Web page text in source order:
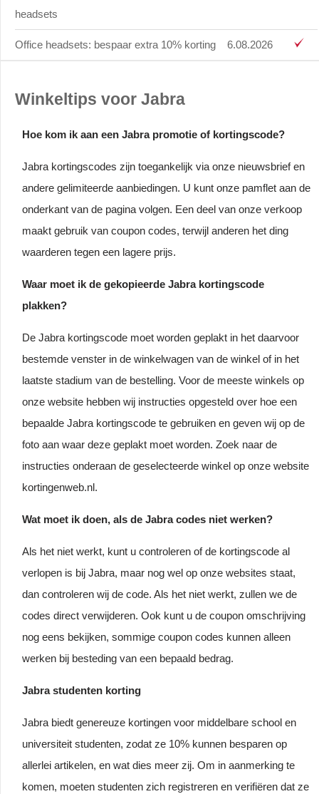
headsets
Office headsets: bespaar extra 10% korting 6.08.2026
Winkeltips voor Jabra
Hoe kom ik aan een Jabra promotie of kortingscode?
Jabra kortingscodes zijn toegankelijk via onze nieuwsbrief en
andere gelimiteerde aanbiedingen. U kunt onze pamflet aan de
onderkant van de pagina volgen. Een deel van onze verkoop
maakt gebruik van coupon codes, terwijl anderen het ding
waarderen tegen een lagere prijs.
Waar moet ik de gekopieerde Jabra kortingscode
plakken?
De Jabra kortingscode moet worden geplakt in het daarvoor
bestemde venster in de winkelwagen van de winkel of in het
laatste stadium van de bestelling. Voor de meeste winkels op
onze website hebben wij instructies opgesteld over hoe een
bepaalde Jabra kortingscode te gebruiken en geven wij op de
foto aan waar deze geplakt moet worden. Zoek naar de
instructies onderaan de geselecteerde winkel op onze website
kortingenweb.nl.
Wat moet ik doen, als de Jabra codes niet werken?
Als het niet werkt, kunt u controleren of de kortingscode al
verlopen is bij Jabra, maar nog wel op onze websites staat,
dan controleren wij de code. Als het niet werkt, zullen we de
codes direct verwijderen. Ook kunt u de coupon omschrijving
nog eens bekijken, sommige coupon codes kunnen alleen
werken bij besteding van een bepaald bedrag.
Jabra studenten korting
Jabra biedt genereuze kortingen voor middelbare school en
universiteit studenten, zodat ze 10% kunnen besparen op
allerlei artikelen, en wat dies meer zij. Om in aanmerking te
komen, moeten studenten zich registreren en verifiëren dat ze